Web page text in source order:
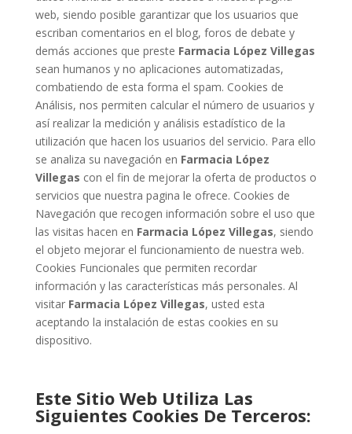
web, siendo posible garantizar que los usuarios que
escriban comentarios en el blog, foros de debate y
demás acciones que preste Farmacia López Villegas
sean humanos y no aplicaciones automatizadas,
combatiendo de esta forma el spam. Cookies de
Análisis, nos permiten calcular el número de usuarios y
así realizar la medición y análisis estadístico de la
utilización que hacen los usuarios del servicio. Para ello
se analiza su navegación en Farmacia López
Villegas con el fin de mejorar la oferta de productos o
servicios que nuestra pagina le ofrece. Cookies de
Navegación que recogen información sobre el uso que
las visitas hacen en Farmacia López Villegas, siendo
el objeto mejorar el funcionamiento de nuestra web.
Cookies Funcionales que permiten recordar
información y las características más personales. Al
visitar Farmacia López Villegas, usted esta
aceptando la instalación de estas cookies en su
dispositivo.
Este Sitio Web Utiliza Las
Siguientes Cookies De Terceros: